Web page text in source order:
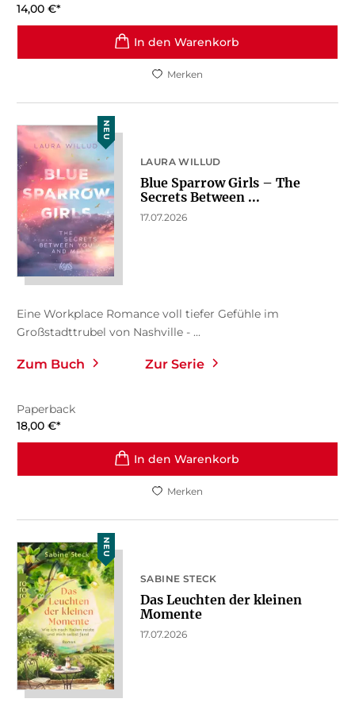
14,00 €*
In den Warenkorb
Merken
NEU
LAURA WILLUD
Blue Sparrow Girls – The
Secrets Between ...
17.07.2026
Eine Workplace Romance voll tiefer Gefühle im
Großstadttrubel von Nashville - ...
Zum Buch Zur Serie
Paperback
18,00 €*
In den Warenkorb
Merken
NEU
SABINE STECK
Das Leuchten der kleinen
Momente
17.07.2026